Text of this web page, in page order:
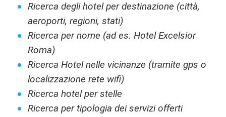
Ricerca degli hotel per destinazione (città,
aeroporti, regioni, stati)
Ricerca per nome (ad es. Hotel Excelsior
Roma)
Ricerca Hotel nelle vicinanze (tramite gps o
localizzazione rete wifi)
Ricerca hotel per stelle
Ricerca per tipologia dei servizi offerti